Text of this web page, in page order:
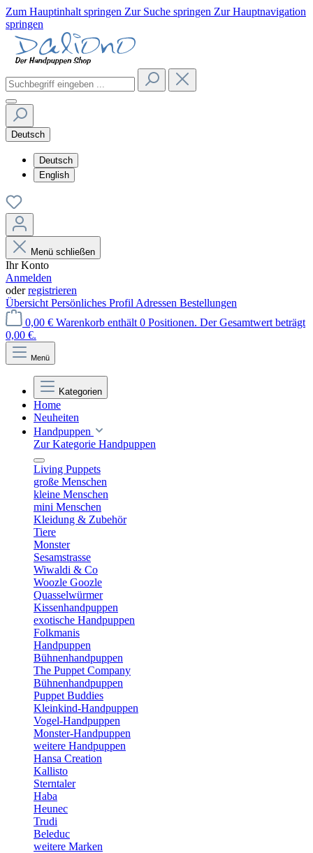
Zum Hauptinhalt springen Zur Suche springen Zur Hauptnavigation
springen
Deutsch
Deutsch
English
Menü schließen
Ihr Konto
Anmelden
oderregistrieren
Übersicht Persönliches Profil Adressen Bestellungen
0,00 € Warenkorb enthält 0 Positionen. Der Gesamtwert beträgt
0,00 €.
Menü
Kategorien
Home
Neuheiten
Handpuppen
Zur Kategorie Handpuppen
Living Puppets
große Menschen
kleine Menschen
mini Menschen
Kleidung & Zubehör
Tiere
Monster
Sesamstrasse
Wiwaldi & Co
Woozle Goozle
Quasselwürmer
Kissenhandpuppen
exotische Handpuppen
Folkmanis
Handpuppen
Bühnenhandpuppen
The Puppet Company
Bühnenhandpuppen
Puppet Buddies
Kleinkind-Handpuppen
Vogel-Handpuppen
Monster-Handpuppen
weitere Handpuppen
Hansa Creation
Kallisto
Sterntaler
Haba
Heunec
Trudi
Beleduc
weitere Marken